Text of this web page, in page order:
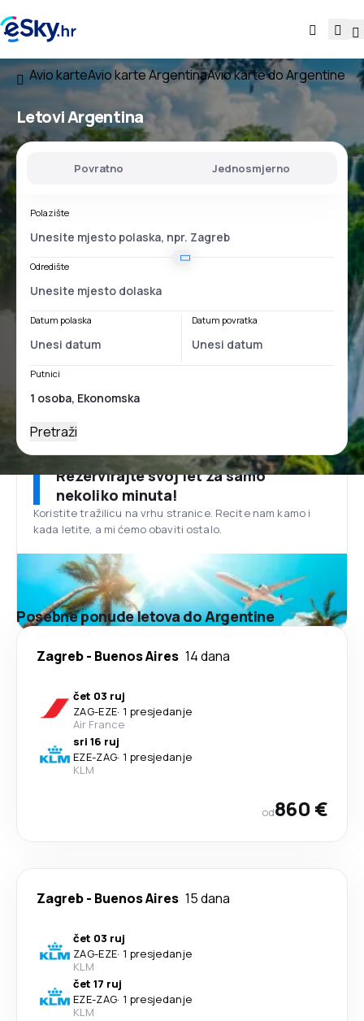
Avio karteAvio karte ArgentinaAvio karte do Argentine
LetoviArgentina
Povratno Jednosmjerno
Polazište
Odredište
Datum polaska Datum povratka
Putnici
Pretraži
Rezervirajte svoj let za samo
nekoliko minuta!
Koristite tražilicu na vrhu stranice. Recite nam kamo i
kada letite, a mi ćemo obaviti ostalo.
Posebne ponude letova do Argentine
Zagreb- Buenos Aires 14 dana
čet 03 ruj
ZAG-EZE· 1 presjedanje
Air France
sri 16 ruj
EZE-ZAG· 1 presjedanje
KLM
od860 €
Zagreb- Buenos Aires 15 dana
čet 03 ruj
ZAG-EZE· 1 presjedanje
KLM
čet 17 ruj
EZE-ZAG· 1 presjedanje
KLM